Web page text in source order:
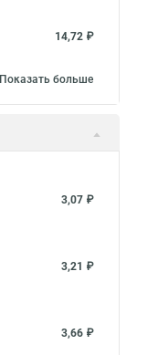
14,72 ₽
Показать больше
3,07 ₽
3,21 ₽
3,66 ₽